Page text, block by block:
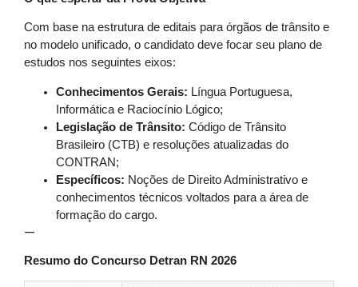
Com base na estrutura de editais para órgãos de trânsito e
no modelo unificado, o candidato deve focar seu plano de
estudos nos seguintes eixos:
Conhecimentos Gerais: Língua Portuguesa,
Informática e Raciocínio Lógico;
Legislação de Trânsito: Código de Trânsito
Brasileiro (CTB) e resoluções atualizadas do
CONTRAN;
Específicos: Noções de Direito Administrativo e
conhecimentos técnicos voltados para a área de
formação do cargo.
—
Resumo do Concurso Detran RN 2026